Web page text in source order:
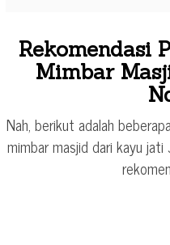
Rekomendasi
Mimbar
Nah, berikut adalah
mimbar masjid dari kayu